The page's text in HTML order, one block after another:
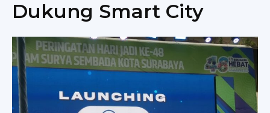
Dukung Smart City